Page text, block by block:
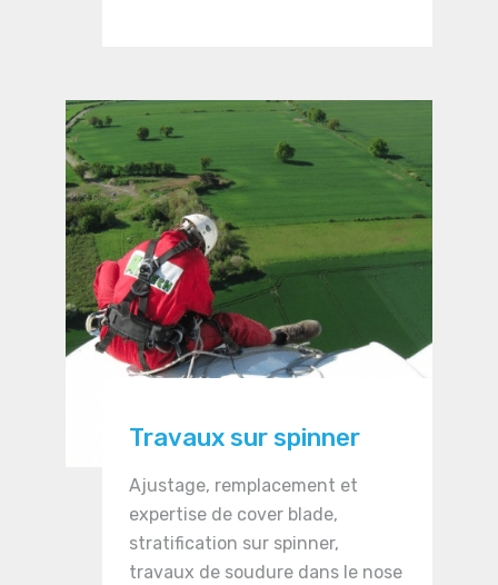
Travaux sur spinner
Ajustage, remplacement et
expertise de cover blade,
stratification sur spinner,
travaux de soudure dans le nose